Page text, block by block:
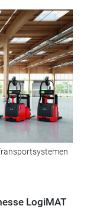
LogiMAT